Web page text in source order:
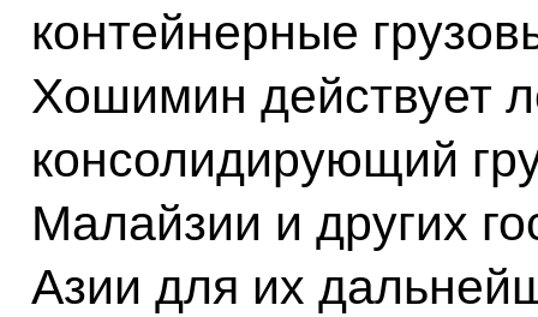
контейнерные
Хошимин действует
консолидирующий
Малайзии и других
Азии для их